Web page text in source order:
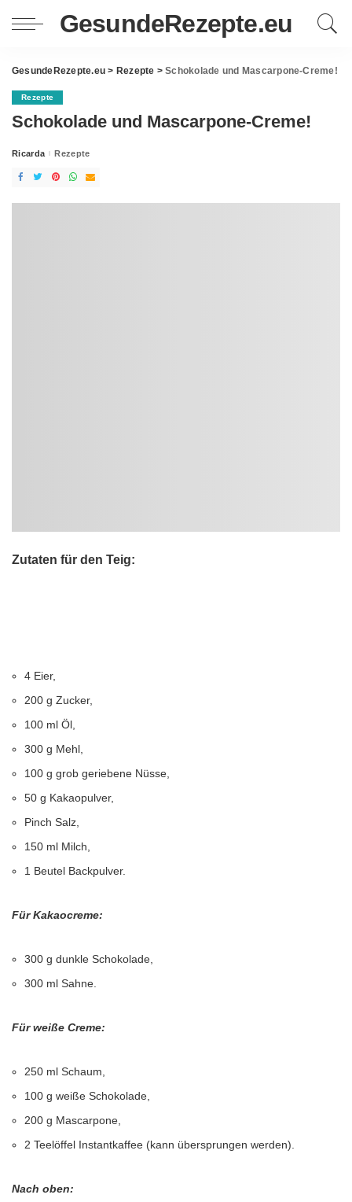
GesundeRezepte.eu
GesundeRezepte.eu > Rezepte >Schokolade und Mascarpone-Creme!
Rezepte
Schokolade und Mascarpone-Creme!
Posted
Ricarda Rezepte
Zutaten für den Teig:
4 Eier,
200 g Zucker,
100 ml Öl,
300 g Mehl,
100 g grob geriebene Nüsse,
50 g Kakaopulver,
Pinch Salz,
150 ml Milch,
1 Beutel Backpulver.
Für Kakaocreme:
300 g dunkle Schokolade,
300 ml Sahne.
Für weiße Creme:
250 ml Schaum,
100 g weiße Schokolade,
200 g Mascarpone,
2 Teelöffel Instantkaffee (kann übersprungen werden).
Nach oben: